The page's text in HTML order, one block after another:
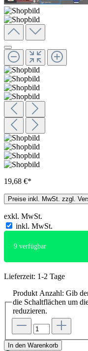
19,68 €*
Preise inkl. MwSt. zzgl.
exkl. MwSt.
inkl. MwSt.
9 verfügbar
Lieferzeit: 1-2 Tage
Produkt Anzahl: Gib
die Schaltflächen um
reduzieren.
In den Warenkorb